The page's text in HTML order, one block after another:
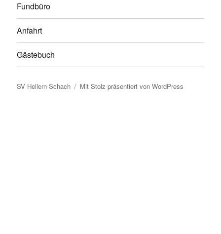
Fundbüro
Anfahrt
Gästebuch
SV Hellern Schach Mit Stolz präsentiert von WordPress